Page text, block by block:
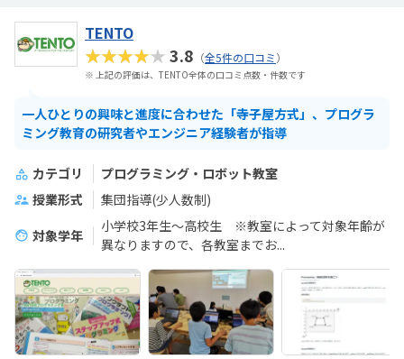
TENTO
★★★★★3.8 （全5件の口コミ）
※ 上記の評価は、TENTO全体の口コミ点数・件数です
一人ひとりの興味と進度に合わせた「寺子屋方式」、プログラ
ミング教育の研究者やエンジニア経験者が指導
カテゴリ
プログラミング・ロボット教室
授業形式
集団指導(少人数制)
対象学年
小学校3年生〜高校生 ※教室によって対象年齢が
異なりますので、各教室までお...